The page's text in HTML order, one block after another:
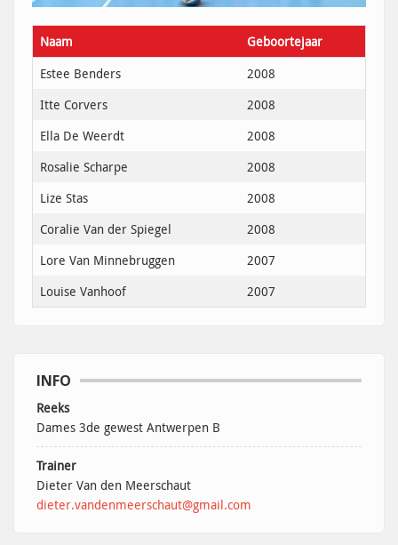
Naam
Geboortejaar
Estee Benders
2008
Itte Corvers
2008
Ella De Weerdt
2008
Rosalie Scharpe
2008
Lize Stas
2008
Coralie Van der Spiegel
2008
Lore Van Minnebruggen
2007
Louise Vanhoof
2007
INFO
Reeks
Dames 3de gewest Antwerpen B
Trainer
Dieter Van den Meerschaut
dieter.vandenmeerschaut@gmail.com